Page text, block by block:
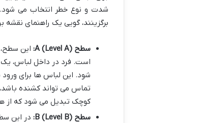
شدت و نوع خطر انتخاب می شود.
برگزینند، گویی یک راهنمای
سطح A (Level A):
این
شود. این لباس ها برای
تماس می تواند کشنده
کوچک تبدیل می شود که از
سطح B (Level B):
در این